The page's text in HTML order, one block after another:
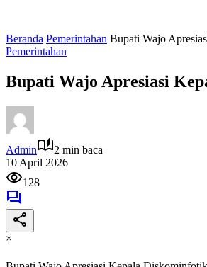
Beranda Pemerintahan Bupati Wajo
Pemerintahan
Bupati Wajo Apresiasi
Admin
2 min baca
10 April 2026
128
×